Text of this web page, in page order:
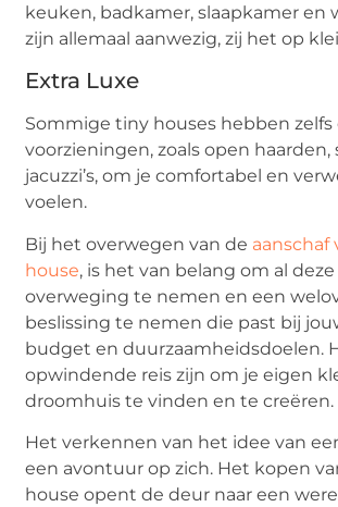
keuken, badkamer, slaapkamer en
zijn allemaal aanwezig, zij het op
Extra Luxe
Sommige tiny houses hebben zelfs
voorzieningen, zoals open haarden,
jacuzzi’s, om je comfortabel en
voelen.
Bij het overwegen van de aanschaf
house, is het van belang om al
overweging te nemen en een
beslissing te nemen die past bij
budget en duurzaamheidsdoelen.
opwindende reis zijn om je eigen
droomhuis te vinden en te creëren.
Het verkennen van het idee van
een avontuur op zich. Het kopen
house opent de deur naar een